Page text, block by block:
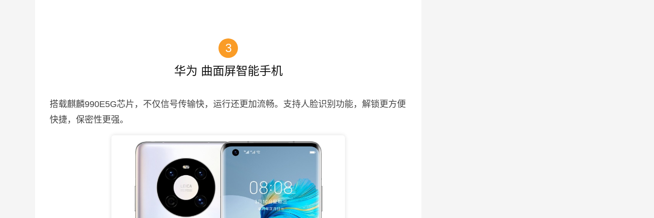
3
华为 曲面屏智能手机
搭载麒麟990E5G芯片，不仅信号传输快，运行还更加流畅。支持人脸识别功能，解锁更方便
快捷，保密性更强。